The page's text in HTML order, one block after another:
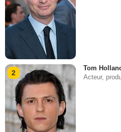
2
Tom
Acteur,